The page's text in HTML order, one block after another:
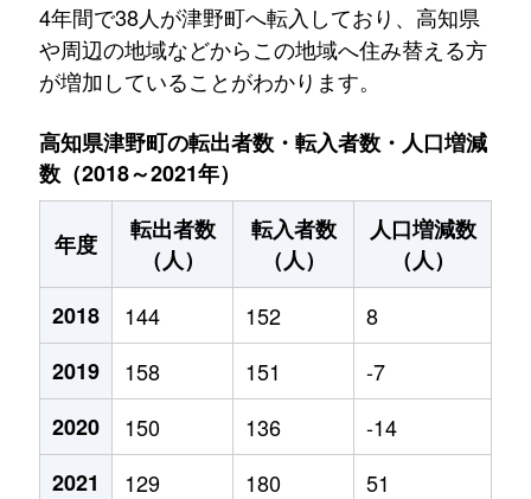
4年間で38人が津野町へ転入しており、高知県
や周辺の地域などからこの地域へ住み替える方
が増加していることがわかります。
高知県津野町の転出者数・転入者数・人口増減
数（2018～2021年）
年度
転出者数
（人）
転入者数
（人）
人口増減数
（人）
2018
144 152
8
2019
158 151
-7
2020
150 136
-14
2021
129 180 51